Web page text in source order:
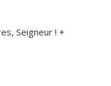
Seigneur ! +